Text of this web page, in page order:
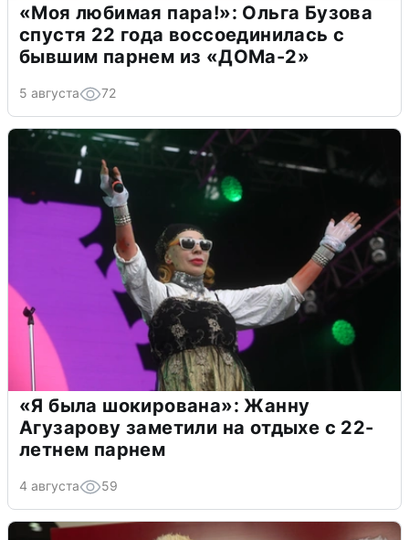
«Моя любимая пара!»: Ольга Бузова
спустя 22 года воссоединилась с
бывшим парнем из «ДОМа-2»
5 августа 72
«Я была шокирована»: Жанну
Агузарову заметили на отдыхе с 22-
летнем парнем
4 августа 59